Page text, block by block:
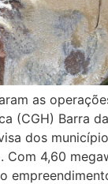
as
(CGH) Barra
dos
Com 4,60